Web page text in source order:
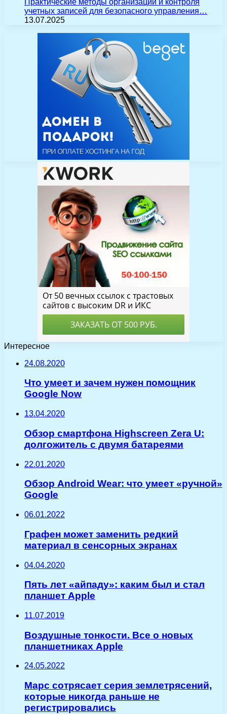
учетных записей для безопасного управления…
13.07.2025
Интересное
24.08.2020
Что умеет и зачем нужен помощник
Google Now
13.04.2020
Обзор смартфона Highscreen Zera U:
долгожитель c двумя батареями
22.01.2020
Обзор Android Wear: что умеет «ручной»
Google
06.01.2022
Графен может заменить редкий
материал в сенсорных экранах
04.04.2020
Пять лет «айпаду»: каким был и стал
планшет Apple
11.07.2019
Воздушные тонкости. Все о новых
планшетниках Apple
24.05.2022
Марс сотрясает серия землетрясений,
которые никогда раньше не
регистрировались